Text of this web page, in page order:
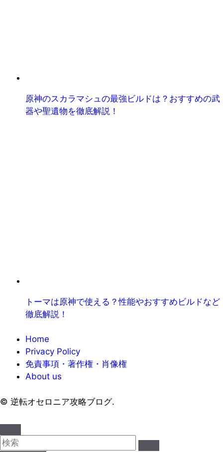
原神のスカラマシュの最強ビルドは？おすすめの武
器や聖遺物を徹底解説！
トーマは原神で使える？性能やおすすめビルドなど
徹底解説！
Home
Privacy Policy
免責事項・著作権・肖像権
About us
© 逆転オセロニア攻略ブログ.